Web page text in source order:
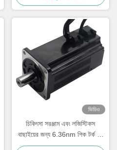
ভিডিও
চিকিৎসা সরঞ্জাম এবং লজিস্টিকস
বাছাইয়ের জন্য 6.36nm পিক টর্ক সহ
80 মিমি 1000W AGV সার্ভো মোটর